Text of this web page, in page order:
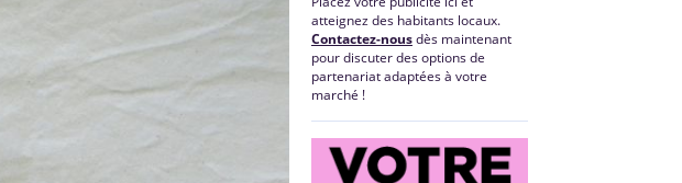
atteignez des habitants locaux.
Contactez-nousdès maintenant
pour discuter des options de
partenariat adaptées à votre
marché !